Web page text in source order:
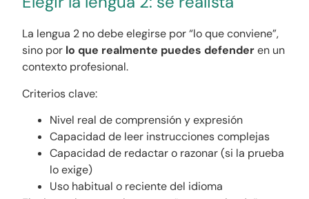
La lengua 2 no debe elegirse por “lo que conviene”,
sino por lo que realmente puedes defenderen un
contexto profesional.
Criterios clave:
Nivel real de comprensión y expresión
Capacidad de leer instrucciones complejas
Capacidad de redactar o razonar (si la prueba
lo exige)
Uso habitual o reciente del idioma